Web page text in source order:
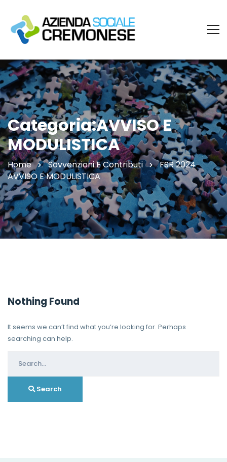
Categoria:AVVISO E
MODULISTICA
Home Sovvenzioni E Contributi
FSR 2024
AVVISO E MODULISTICA
Nothing Found
It seems we can’t find what you’re looking for. Perhaps
searching can help.
for:
Search